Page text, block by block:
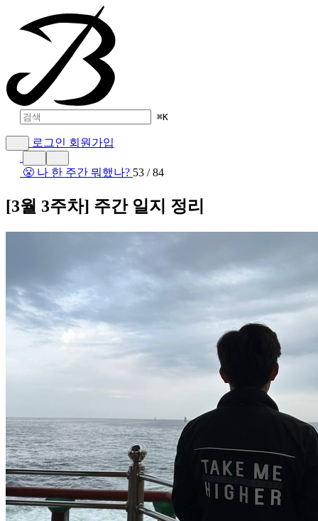
⌘K
로그인 회원가입
😤 나 한 주간 뭐했나? 53 / 84
[3월 3주차] 주간 일지 정리